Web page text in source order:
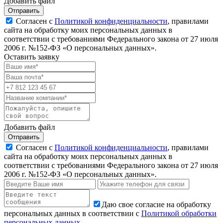
Отправить
Согласен с Политикой конфиденциальности, правилами
сайта на обработку моих персональных данных в
соответствии с требованиями Федерального закона от 27 июля
2006 г. №152-ФЗ «О персональных данных».
Оставить заявку
Добавить файл
Отправить
Согласен с Политикой конфиденциальности, правилами
сайта на обработку моих персональных данных в
соответствии с требованиями Федерального закона от 27 июля
2006 г. №152-ФЗ «О персональных данных».
Даю свое согласие на обработку
персональных данных в соответствии с Политикой обработки